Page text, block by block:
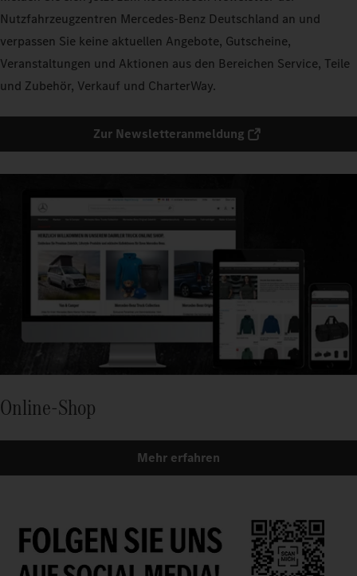
Nutzfahrzeugzentren Mercedes-Benz Deutschland an und
verpassen Sie keine aktuellen Angebote, Gutscheine,
Veranstaltungen und Aktionen aus den Bereichen Service, Teile
und Zubehör, Verkauf und CharterWay.
Zur Newsletteranmeldung
Online-Shop
Mehr erfahren